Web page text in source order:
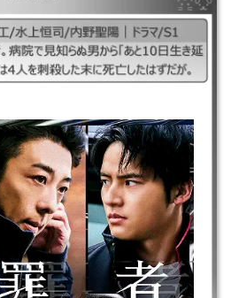
恒司/内野聖陽｜ドラマ/S1 ｜白昼の通り
男から「あと10日生き延びれば助かる」
に死亡したはずだが。